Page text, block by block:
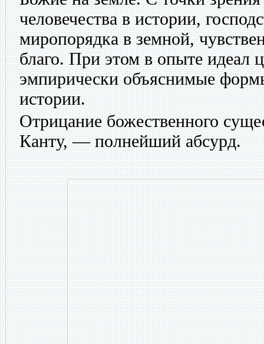
человечества в истории,
миропорядка в земной,
благо. При этом в опыте идеал
эмпирически объяснимые
истории.
Отрицание божественного
Канту, — полнейший абсурд.